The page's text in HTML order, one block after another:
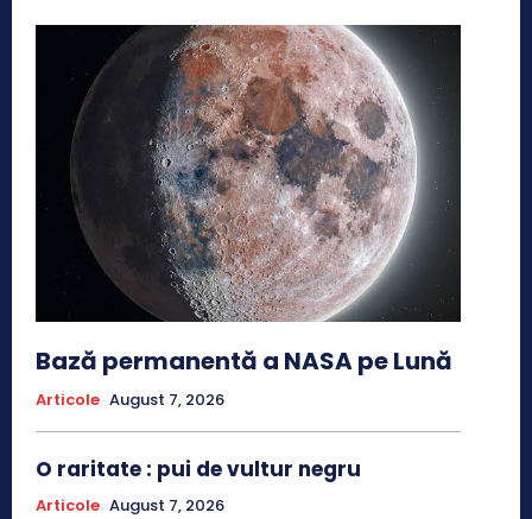
Bază permanentă a NASA pe Lună
Articole August 7, 2026
O raritate : pui de vultur negru
Articole August 7, 2026